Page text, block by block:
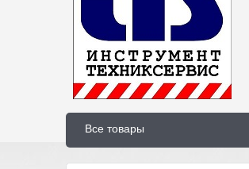
Все товары